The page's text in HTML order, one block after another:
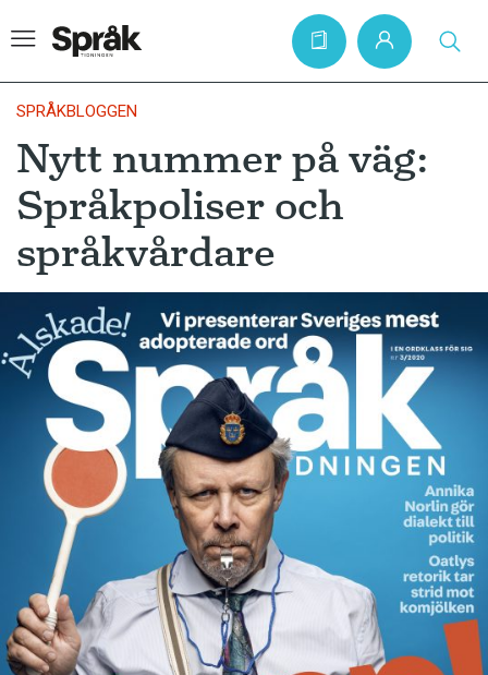
Hem
Artiklar
Krönikor
Språkfrågor
Skrivtips
Bokrecensioner
Kviss
Podden
Anmäl till språkpolisen
Föreslå nyord
Annonsera
Prenumerera
Läs Språktidningen digitalt
SPRÅKBLOGGEN
Nytt nummer på väg:
Språkpoliser och
språkvårdare